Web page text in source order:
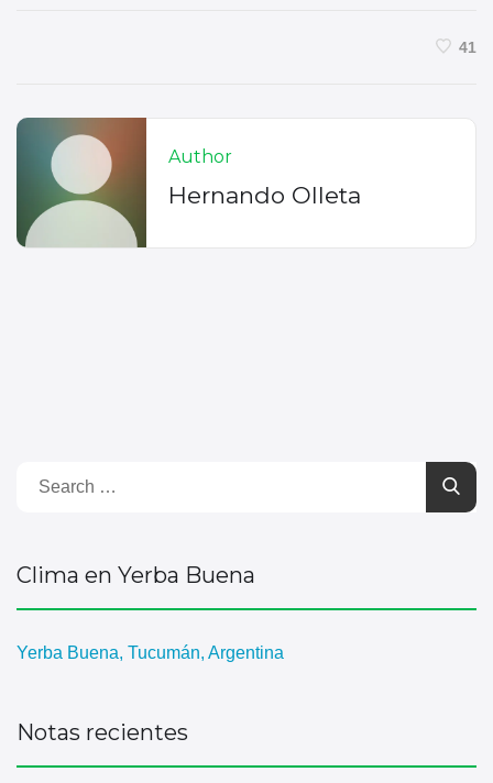
41
Author
Hernando Olleta
Clima en Yerba Buena
Yerba Buena, Tucumán, Argentina
Notas recientes